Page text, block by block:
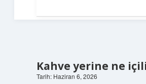
Kahve yerine ne
Tarih: Haziran 6, 2026